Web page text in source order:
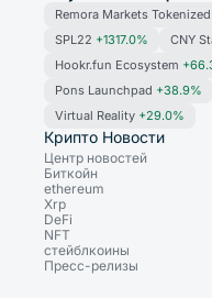
Remora Markets
SPL22 +1317.0% CNY
Hookr.fun Ecosystem
Pons Launchpad +38.9%
Virtual Reality +29.0%
Крипто Новости
Центр новостей
Биткойн
ethereum
Xrp
DeFi
NFT
стейблкоины
Пресс-релизы